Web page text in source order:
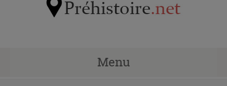
Menu